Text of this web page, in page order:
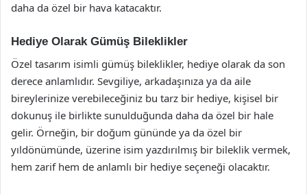
daha da özel bir hava katacaktır.
Hediye Olarak Gümüş Bileklikler
Özel tasarım isimli gümüş bileklikler, hediye olarak da son
derece anlamlıdır. Sevgiliye, arkadaşınıza ya da aile
bireylerinize verebileceğiniz bu tarz bir hediye, kişisel bir
dokunuş ile birlikte sunulduğunda daha da özel bir hale
gelir. Örneğin, bir doğum gününde ya da özel bir
yıldönümünde, üzerine isim yazdırılmış bir bileklik vermek,
hem zarif hem de anlamlı bir hediye seçeneği olacaktır.